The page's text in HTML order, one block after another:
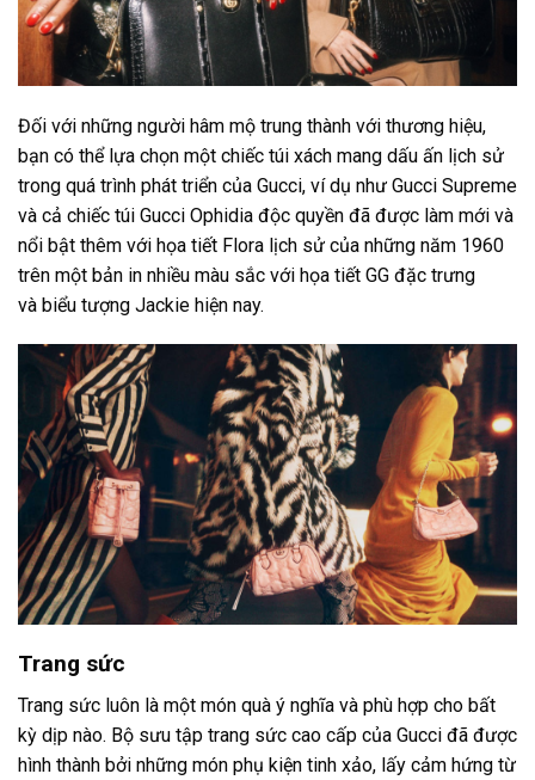
Đối với những người hâm mộ trung thành với thương hiệu,
bạn có thể lựa chọn một chiếc túi xách mang dấu ấn lịch sử
trong quá trình phát triển của Gucci, ví dụ như Gucci Supreme
và cả chiếc túi Gucci Ophidia độc quyền đã được làm mới và
nổi bật thêm với họa tiết Flora lịch sử của những năm 1960
trên một bản in nhiều màu sắc với họa tiết GG đặc trưng
và biểu tượng Jackie hiện nay.
Trang sức
Trang sức luôn là một món quà ý nghĩa và phù hợp cho bất
kỳ dịp nào. Bộ sưu tập trang sức cao cấp của Gucci đã được
hình thành bởi những món phụ kiện tinh xảo, lấy cảm hứng từ